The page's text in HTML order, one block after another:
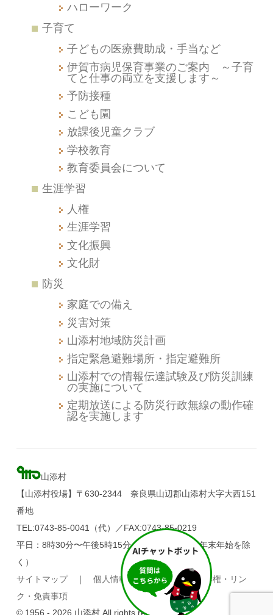
ハローワーク
子育て
子どもの医療費助成・手当など
伊賀市病児保育事業のご案内 ～子育
てと仕事の両立を支援します～
予防接種
こども園
放課後児童クラブ
学校教育
教育委員会について
生涯学習
人権
生涯学習
文化振興
文化財
防災
家庭での備え
災害対策
山添村地域防災計画
指定緊急避難場所・指定避難所
山添村での情報伝達試験及び防災訓練
の実施について
定期放送による防災行政無線の動作確
認を実施します
山添村
【山添村役場】〒630-2344 奈良県山辺郡山添村大字大西151
番地
TEL:0743-85-0041（代）／FAX:0743-85-0219
平日：8時30分〜午後5時15分（土・日・祝日、年末年始を除
く）
サイトマップ｜個人情報の取り扱い ｜ 著作権・リン
ク・免責事項
© 1956 - 2026 山添村 All rights reserved.